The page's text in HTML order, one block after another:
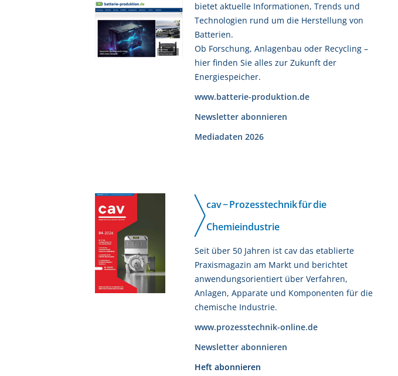
bietet aktuelle Informationen, Trends und
Technologien rund um die Herstellung von
Batterien.
Ob Forschung, Anlagenbau oder Recycling –
hier finden Sie alles zur Zukunft der
Energiespeicher.
www.batterie-produktion.de
Newsletter abonnieren
Mediadaten 2026
cav − Prozesstechnik für die
Chemieindustrie
Seit über 50 Jahren ist cav das etablierte
Praxismagazin am Markt und berichtet
anwendungsorientiert über Verfahren,
Anlagen, Apparate und Komponenten für die
chemische Industrie.
www.prozesstechnik-online.de
Newsletter abonnieren
Heft abonnieren